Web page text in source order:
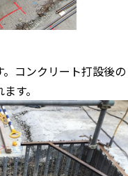
コンクリート打設後の
す。